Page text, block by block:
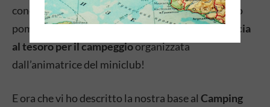
conosce le situazioni le evita, ha passato un intero
pomeriggio senza di noi partecipando ad unacaccia
al tesoro per il campeggioorganizzata
dall’animatrice del miniclub!
E ora che vi ho descritto la nostra base al Camping